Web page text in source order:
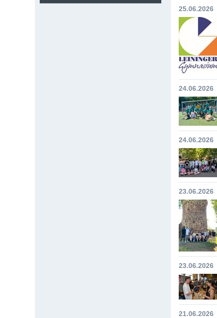
25.06.2026
24.06.2026
24.06.2026
23.06.2026
23.06.2026
21.06.2026